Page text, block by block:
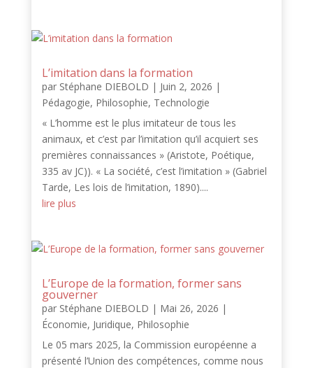
L’imitation dans la formation
par Stéphane DIEBOLD | Juin 2, 2026 |
Pédagogie, Philosophie, Technologie
« L’homme est le plus imitateur de tous les
animaux, et c’est par l’imitation qu’il acquiert ses
premières connaissances » (Aristote, Poétique,
335 av JC)). « La société, c’est l’imitation » (Gabriel
Tarde, Les lois de l’imitation, 1890)....
lire plus
L’Europe de la formation, former sans
gouverner
par Stéphane DIEBOLD | Mai 26, 2026 |
Économie, Juridique, Philosophie
Le 05 mars 2025, la Commission européenne a
présenté l’Union des compétences, comme nous